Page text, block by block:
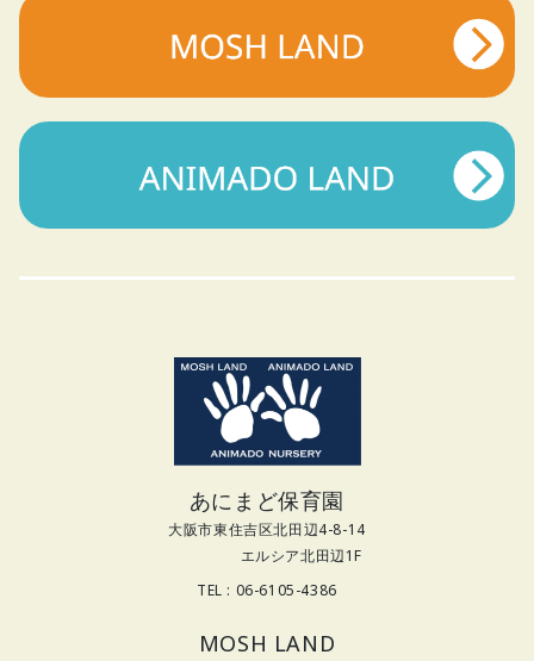
あにまど保育園
大阪市東住吉区北田辺4-8-14
エルシア北田辺1F
TEL : 06-6105-4386
MOSH LAND